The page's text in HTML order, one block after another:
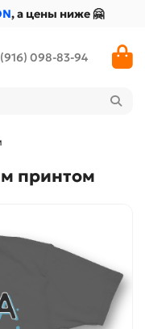
, а цены ниже 🤗
098-83-94
принтом